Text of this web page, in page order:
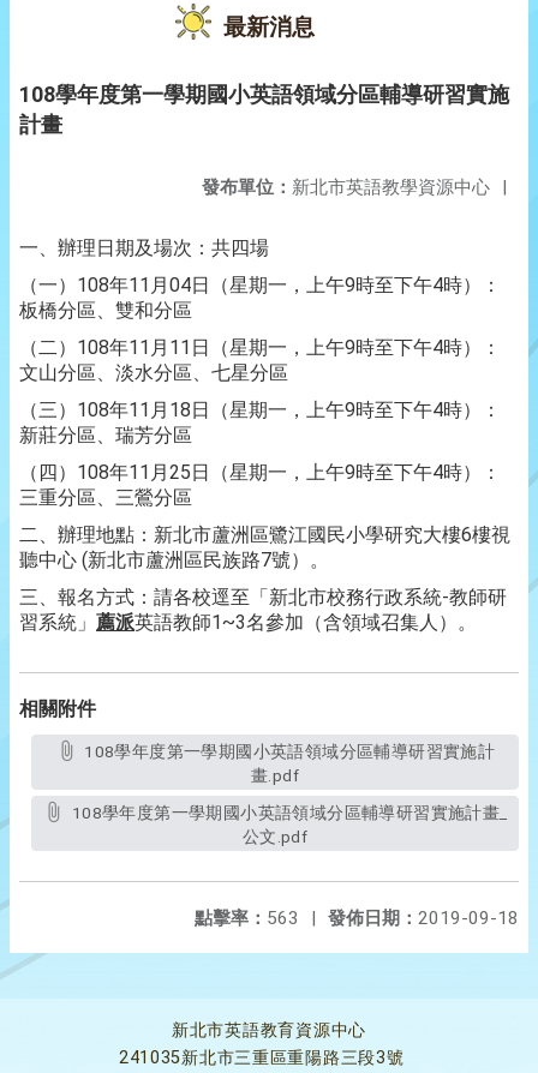
最新消息
108學年度第一學期國小英語領域分區輔導研習實施
計畫
發布單位： 新北市英語教學資源中心 |
一、辦理日期及場次：共四場
（一）108年11月04日（星期一，上午9時至下午4時）：
板橋分區、雙和分區
（二）108年11月11日（星期一，上午9時至下午4時）：
文山分區、淡水分區、七星分區
（三）108年11月18日（星期一，上午9時至下午4時）：
新莊分區、瑞芳分區
（四）108年11月25日（星期一，上午9時至下午4時）：
三重分區、三鶯分區
二、辦理地點：新北市蘆洲區鷺江國民小學研究大樓6樓視
聽中心 (新北市蘆洲區民族路7號）。
三、報名方式：請各校逕至「新北市校務行政系統-教師研
習系統」 薦派英語教師1~3名參加（含領域召集人）。
相關附件
畫.pdf
公文.pdf
發佈日期： 2019-09-18
點擊率： 563 |
新北市英語教育資源中心
241035新北市三重區重陽路三段3號